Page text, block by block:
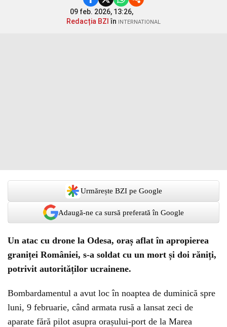
09 feb. 2026, 13:26,
Redacția BZI în INTERNATIONAL
Urmărește BZI pe Google
Adaugă-ne ca sursă preferată în Google
Un atac cu drone la Odesa, oraș aflat în apropierea
graniței României, s-a soldat cu un mort și doi răniți,
potrivit autorităților ucrainene.
Bombardamentul a avut loc în noaptea de duminică spre
luni, 9 februarie, când armata rusă a lansat zeci de
aparate fără pilot asupra orașului-port de la Marea